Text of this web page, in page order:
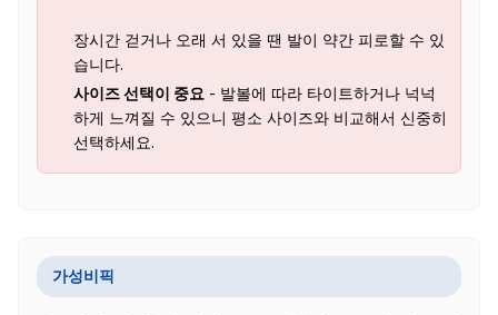
장시간 걷거나 오래 서 있을 땐 발이 약간 피로할 수 있
습니다.
사이즈 선택이 중요 - 발볼에 따라 타이트하거나 넉넉
하게 느껴질 수 있으니 평소 사이즈와 비교해서 신중히
선택하세요.
가성비픽